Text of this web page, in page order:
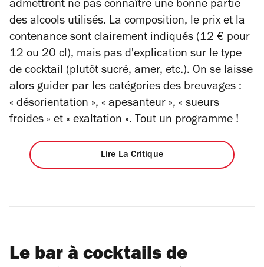
admettront ne pas connaître une bonne partie
des alcools utilisés. La composition, le prix et la
contenance sont clairement indiqués (12 € pour
12 ou 20 cl), mais pas d'explication sur le type
de cocktail (plutôt sucré, amer, etc.). On se laisse
alors guider par les catégories des breuvages :
« désorientation », « apesanteur », « sueurs
froides » et « exaltation ». Tout un programme !
Lire La Critique
Le bar à cocktails de